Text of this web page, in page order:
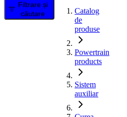
Filtrare și
căutare
Catalog
de
produse
Powertrain
products
Sistem
auxiliar